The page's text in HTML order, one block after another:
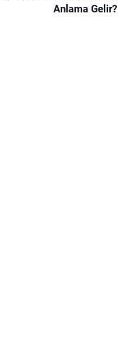
Anlama Gelir?